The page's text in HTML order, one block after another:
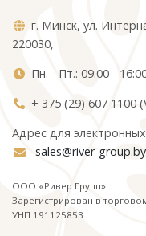
г. Минск, ул.
220030,
Пн. - Пт.: 09:00 -
+ 375 (29) 607 1100
Адрес для
sales@river-group.by
ООО «Ривер Групп»
Зарегистрирован в
УНП 191125853